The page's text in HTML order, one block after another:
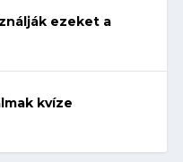
ezeket a
kvíze